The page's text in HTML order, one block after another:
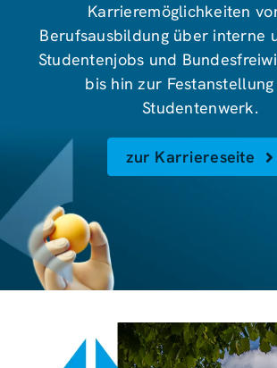
Karrieremöglichkeiten
Berufsausbildung über interne
Studentenjobs und
bis hin zur
Studentenwerk.
zur Karriereseite